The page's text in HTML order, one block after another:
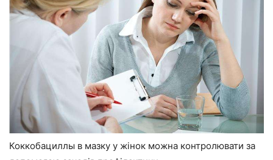
Коккобациллы в мазку у жінок можна контролювати за